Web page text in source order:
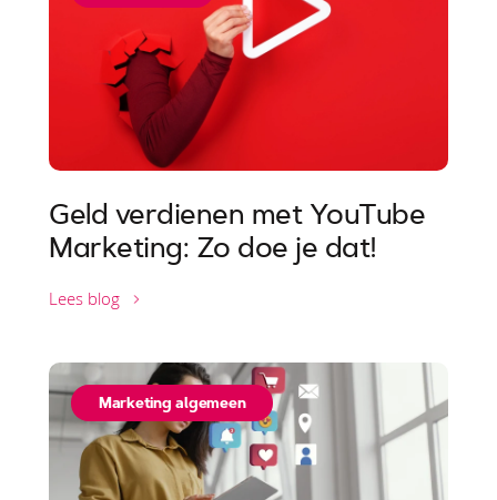
Geld verdienen met YouTube
Marketing: Zo doe je dat!
Lees blog
Marketing algemeen